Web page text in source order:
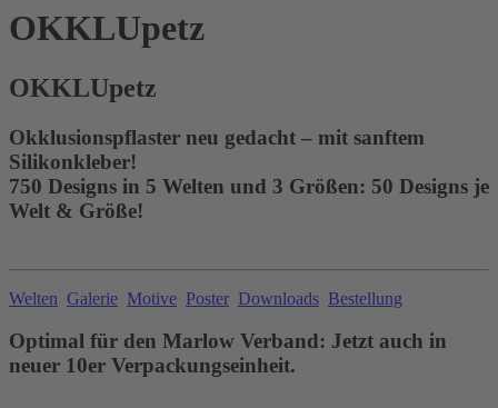
OKKLUpetz
OKKLUpetz
Okklusionspflaster neu gedacht – mit sanftem
Silikonkleber!
750 Designs in 5 Welten und 3 Größen: 50 Designs je
Welt & Größe!
Welten Galerie Motive Poster Downloads Bestellung
Optimal für den Marlow Verband: Jetzt auch in
neuer 10er Verpackungseinheit.